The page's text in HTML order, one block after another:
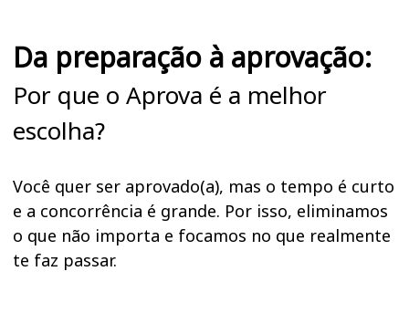
Da preparação à aprovação:
Por que o Aprova é a melhor
escolha?
Você quer ser aprovado(a), mas o tempo é curto
e a concorrência é grande. Por isso, eliminamos
o que não importa e focamos no que realmente
te faz passar.